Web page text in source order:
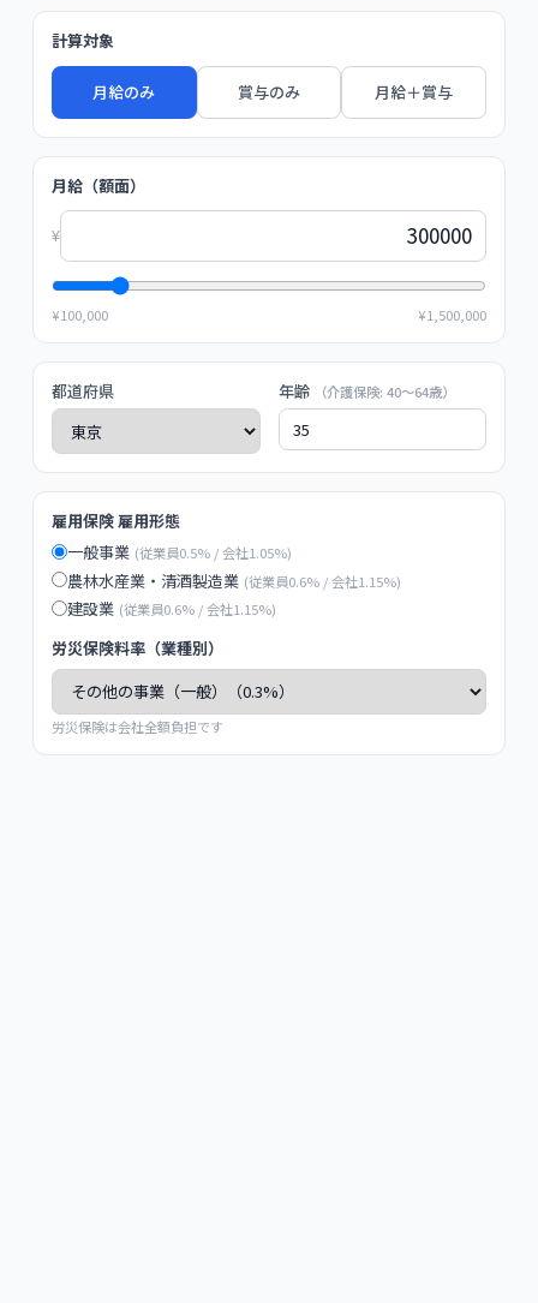
計算対象
月給のみ 賞与のみ 月給＋賞与
月給（額面）
¥
¥100,000 ¥1,500,000
都道府県 年齢 （介護保険: 40〜64歳）
雇用保険 雇用形態
一般事業 (従業員0.5% / 会社1.05%)
農林水産業・清酒製造業 (従業員0.6% / 会社1.15%)
建設業 (従業員0.6% / 会社1.15%)
労災保険料率（業種別）
労災保険は会社全額負担です